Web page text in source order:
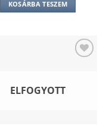
KOSÁRBA TESZEM
ELFOGYOTT